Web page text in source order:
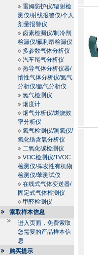
雷姆防护仪/辐射检
测仪/射线报警仪/个人
剂量报警仪
卤素检漏仪/制冷剂
检漏仪/氟利昂检漏仪
多参数气体分析仪
汽车尾气分析仪
热导气体分析仪器/
惰性气体分析仪/氦气
分析仪/氩气分析仪
氮气检测仪
烟度计
烟气分析仪/燃烧效
率分析仪
氧气检测仪/测氧仪/
氧化锆含氧分析仪
二氧化碳检测仪
VOC检测仪/TVOC
检测仪/挥发性有机物
检测仪/苯测试仪
在线式气体变送器/
固定式气体检测仪
甲醛检测仪
索取样本信息
进入页面，免费索取
您需要的产品样本信
息
购买提示